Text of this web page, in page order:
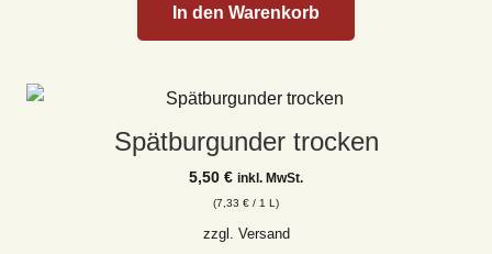
In den Warenkorb
Spätburgunder trocken
5,50 € inkl. MwSt.
(7,33 € / 1 L)
zzgl. Versand